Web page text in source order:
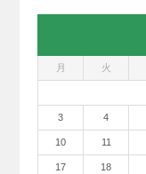
月 火
3 4
10 11
17 18